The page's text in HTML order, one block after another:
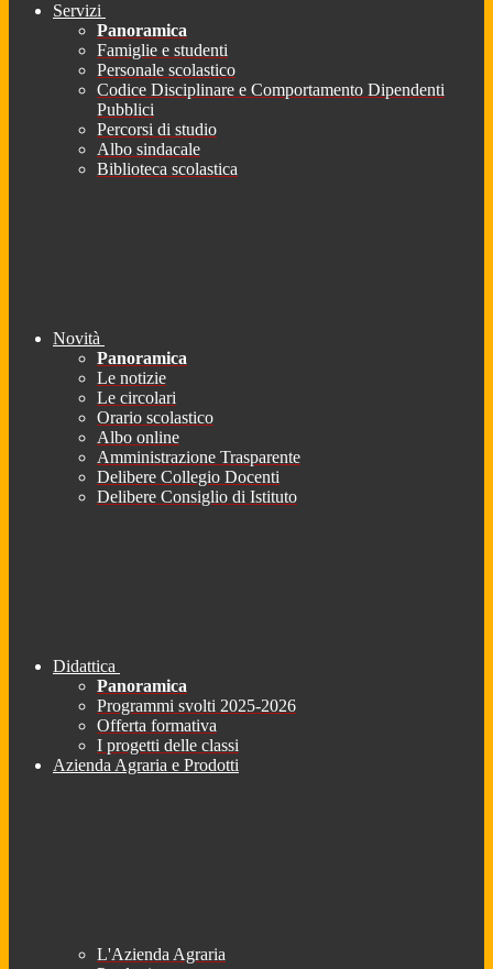
Servizi
Panoramica
Famiglie e studenti
Personale scolastico
Codice Disciplinare e Comportamento Dipendenti
Pubblici
Percorsi di studio
Albo sindacale
Biblioteca scolastica
Novità
Panoramica
Le notizie
Le circolari
Orario scolastico
Albo online
Amministrazione Trasparente
Delibere Collegio Docenti
Delibere Consiglio di Istituto
Didattica
Panoramica
Programmi svolti 2025-2026
Offerta formativa
I progetti delle classi
Azienda Agraria e Prodotti
L'Azienda Agraria